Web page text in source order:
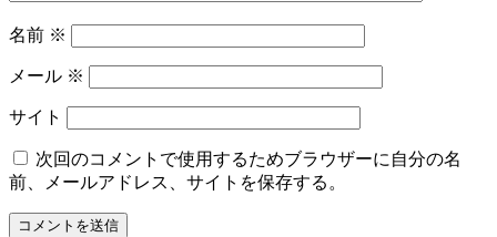
名前 ※
メール ※
サイト
次回のコメントで使用するためブラウザーに自分の名
前、メールアドレス、サイトを保存する。